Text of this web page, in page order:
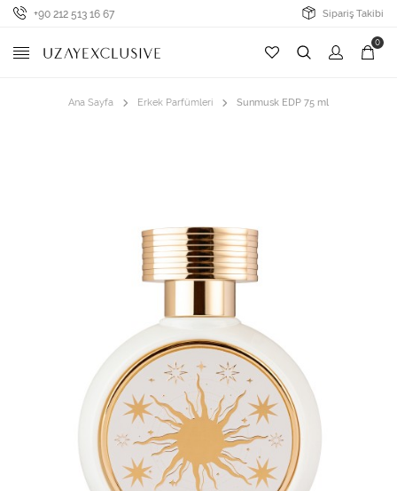
+90 212 513 16 67 Sipariş Takibi
0
Ana Sayfa Erkek Parfümleri Sunmusk EDP 75 ml